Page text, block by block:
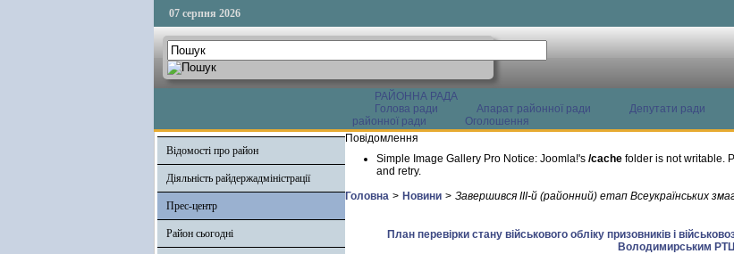
07 серпня 2026
РАЙОННА РАДА
Голова ради
Апарат районної ради Депутати ради
районної ради
Оголошення
Відомості про район
Діяльність райдержадміністрації
Прес-центр
Район сьогодні
Повідомлення
Simple Image Gallery Pro Notice: Joomla!'s /cache folder is not writable.
and retry.
Головна > Новини > Завершився ІІІ-й (районний) етап Всеукраїнських
План перевірки стану військового обліку призовників і
Володимирським